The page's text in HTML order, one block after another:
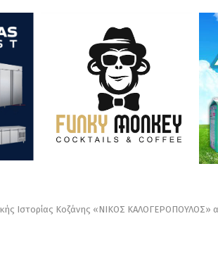
Ιστορίας Κοζάνης «ΝΙΚΟΣ ΚΑΛΟΓΕΡΟΠΟΥΛΟΣ»